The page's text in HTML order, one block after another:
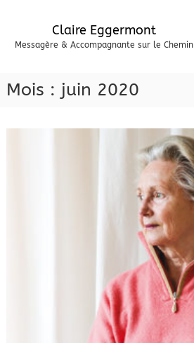
Claire Eggermont
Messagère & Accompagnante sur le Chemin
Mois : juin 2020